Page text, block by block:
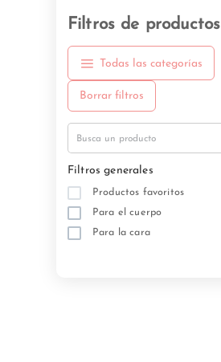
Filtros de productos
Todas las categorías
Borrar filtros
Filtros generales
Productos favoritos
Para el cuerpo
Para la cara